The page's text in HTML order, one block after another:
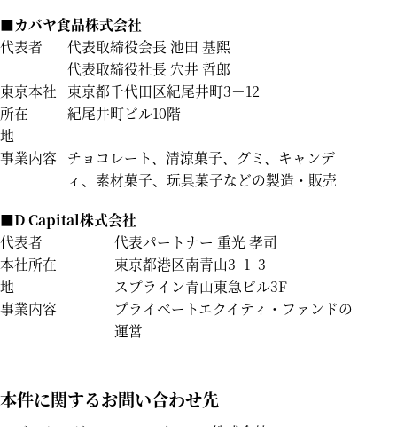
■カバヤ食品株式会社
代表者
代表取締役会長 池田 基煕
代表取締役社長 穴井 哲郎
東京本社
所在
地
東京都千代田区紀尾井町3－12
紀尾井町ビル10階
事業内容
チョコレート、清涼菓子、グミ、キャンデ
ィ、素材菓子、玩具菓子などの製造・販売
■D Capital株式会社
代表者
代表パートナー 重光 孝司
本社所在
地
東京都港区南青山3−1−3
スプライン青山東急ビル3F
事業内容
プライベートエクイティ・ファンドの
運営
本件に関するお問い合わせ先